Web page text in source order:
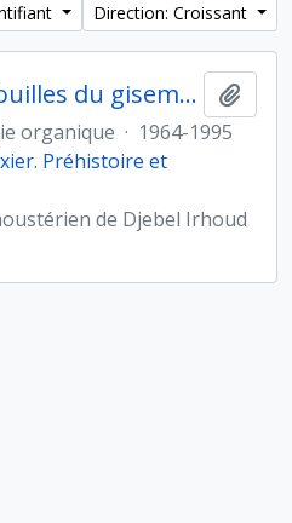
Direction: Croissant
Participation aux fouilles du gisement de Djebel Irhoud (Maroc)
organique · 1964-1995
Préhistoire et
de Djebel Irhoud